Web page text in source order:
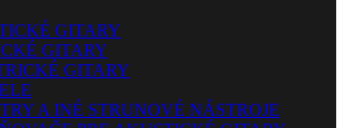
GITARY
GITARY
GITARY
A INÉ STRUNOVÉ NÁSTROJE